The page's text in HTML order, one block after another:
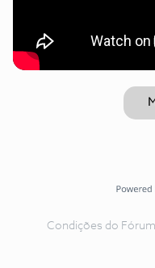
Condições do